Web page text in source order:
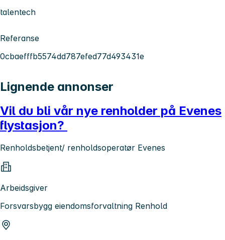
talentech
Referanse
0cbaefffb5574dd787efed77d493431e
Lignende annonser
Vil du bli vår nye renholder på Evenes
flystasjon?
Renholdsbetjent/ renholdsoperatør Evenes
Arbeidsgiver
Forsvarsbygg eiendomsforvaltning Renhold